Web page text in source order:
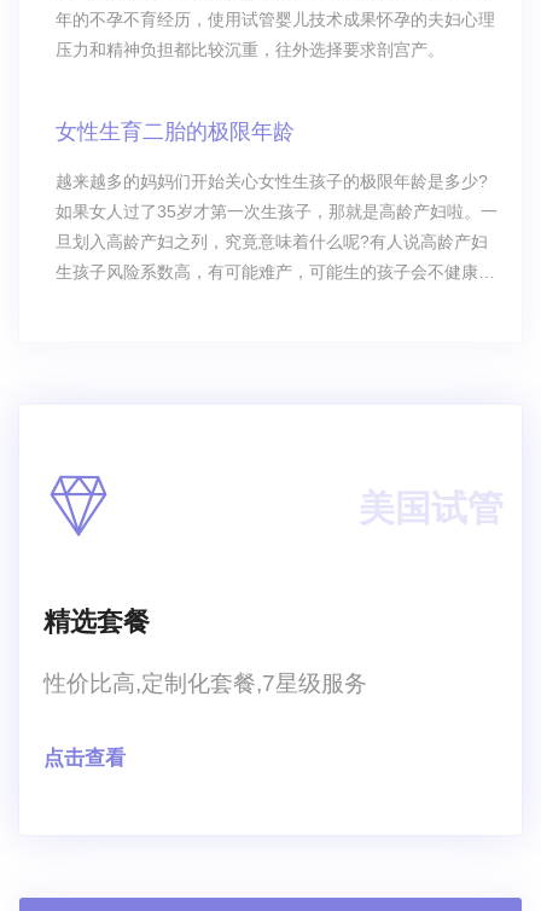
年的不孕不育经历，使用试管婴儿技术成果怀孕的夫妇心理
压力和精神负担都比较沉重，往外选择要求剖宫产。
女性生育二胎的极限年龄
越来越多的妈妈们开始关心女性生孩子的极限年龄是多少?
如果女人过了35岁才第一次生孩子，那就是高龄产妇啦。一
旦划入高龄产妇之列，究竟意味着什么呢?有人说高龄产妇
生孩子风险系数高，有可能难产，可能生的孩子会不健康，
美国试管
精选套餐
性价比高,定制化套餐,7星级服务
点击查看